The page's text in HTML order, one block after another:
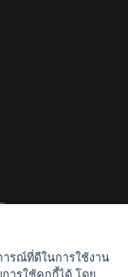
ดล
ารณ์ที่ดีในการใช้งาน
ารใช้คุกกี้ได้ โดย